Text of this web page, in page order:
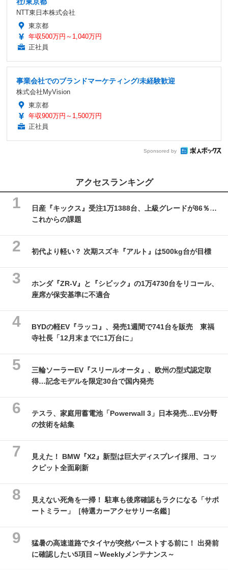
社/東京都
NTT東日本株式会社
東京都
年収500万円～1,040万円
正社員
事業会社でのブランドマーケティング/未経験歓迎
株式会社MyVision
東京都
年収900万円～1,500万円
正社員
Sponsored by
アクセスランキング
日産『キックス』受注1万1388台、上級グレードが86％…
これからの課題
初代より軽い？ 次期スズキ『アルト』は500kg台が目標
ホンダ『ZR-V』と『シビック』の1万4730台をリコール、
座席が保安基準に不適合
BYDの軽EV『ラッコ』、発売1週間で741台を販売 東福
寺社長「12月末までに1万台に」
三輪ソーラーEV『スリールオータ』、欧州の型式認定取
得…記念モデルを限定30台で国内発売
テスラ、家庭用蓄電池「Powerwall 3」日本発売…EV分野
の技術を結集
見えた！ BMW『X2』新型は巨大ディスプレイ採用、コッ
クピット全面刷新
見えない死角を一掃！ 駐車も後席確認もラクになる「サポ
ートミラー」［特選カーアクセサリー名鑑］
猛暑の高速道路でタイヤが突然バーストする前に！ 出発前
に確認したい5項目～Weeklyメンテナンス～